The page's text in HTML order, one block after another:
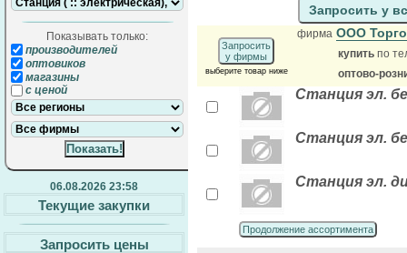
Показывать только:
производителей
оптовиков
магазины
с ценой
06.08.2026 23:58
Текущие закупки
Запросить цены
Запросить у
Запросить
у фирмы
выберите товар ниже
фирма ООО
купить по
оптово-
Станция эл.
Станция эл.
Станция эл.
Продолжение ассортимента